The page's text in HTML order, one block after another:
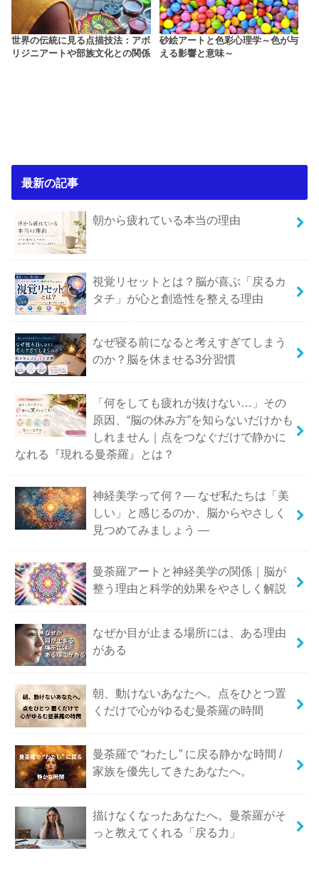
世界の伝統に見る点描技法：アボ
リジニアートや部族文化との関係
砂絵アートと色彩心理学～色が与
える影響と意味～
最新の記事
朝から疲れている本当の理由
視覚リセットとは？脳が喜ぶ「戻るカ
タチ」が心と創造性を整える理由
なぜ寝る前になると考えすぎてしまう
のか？脳を休ませる3分習慣
「何をしても疲れが抜けない…」その
原因、“脳の休み方”を知らないだけかも
しれません｜点をつなぐだけで静かに
なれる『現れる曼荼羅』とは？
神経美学って何？― なぜ私たちは「美
しい」と感じるのか、脳からやさしく
見つめてみましょう ―
曼荼羅アートと神経美学の関係｜脳が
整う理由と科学的効果をやさしく解説
なぜか目が止まる場所には、ある理由
がある
朝、動けないあなたへ。点をひとつ置
くだけで心がゆるむ曼荼羅の時間
曼荼羅で “わたし” に戻る静かな時間 /
家族を優先してきたあなたへ。
描けなくなったあなたへ。曼荼羅がそ
っと教えてくれる「戻る力」